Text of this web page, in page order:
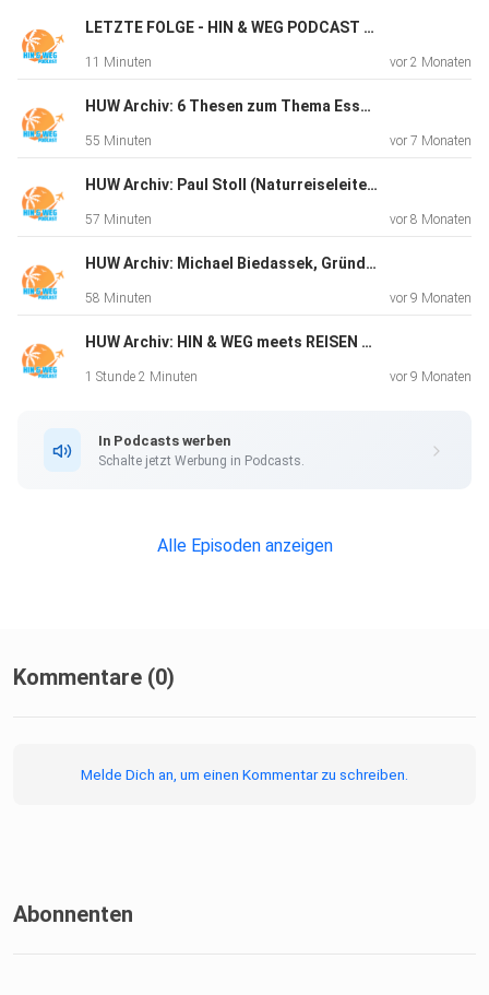
nicht-Touristiker gleichermaßen.
LETZTE FOLGE - HIN & WEG PODCAST (HUW)
11 Minuten vor 2 Monaten
HUW Archiv: 6 Thesen zum Thema Essen & Reisen
55 Minuten vor 7 Monaten
HUW Archiv: Paul Stoll (Naturreiseleiter, Wildlife-Fotograf und Produktdesigner)
57 Minuten vor 8 Monaten
HUW Archiv: Michael Biedassek, Gründer - Bangkok Vanguards
58 Minuten vor 9 Monaten
HUW Archiv: HIN & WEG meets REISEN REISEN (Runde 2)
1 Stunde 2 Minuten vor 9 Monaten
In Podcasts werben
Schalte jetzt Werbung in Podcasts.
Alle Episoden anzeigen
Kommentare (0)
Melde Dich an, um einen Kommentar zu schreiben.
Abonnenten